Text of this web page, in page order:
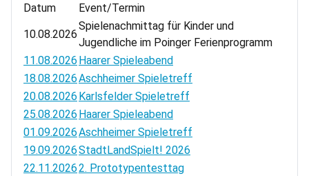
Datum
Event/Termin
10.08.2026
Spielenachmittag für Kinder und
Jugendliche im Poinger Ferienprogramm
11.08.2026 Haarer Spieleabend
18.08.2026Aschheimer Spieletreff
20.08.2026 Karlsfelder Spieletreff
25.08.2026 Haarer Spieleabend
01.09.2026Aschheimer Spieletreff
19.09.2026StadtLandSpielt! 2026
22.11.20262. Prototypentesttag